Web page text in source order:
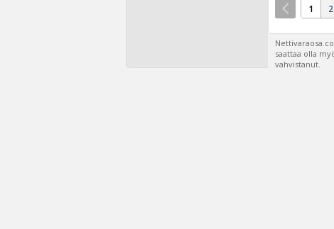
1 2
saattaa olla
vahvistanut.